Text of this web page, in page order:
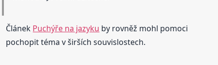
Článek Puchýře na jazyku by rovněž mohl pomoci
pochopit téma v širších souvislostech.